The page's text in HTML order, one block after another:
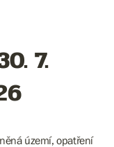
7.
území, opatření